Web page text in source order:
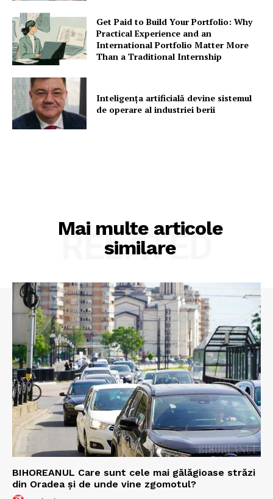
Get Paid to Build Your Portfolio: Why
Practical Experience and an
International Portfolio Matter More
Than a Traditional Internship
Inteligența artificială devine sistemul
de operare al industriei berii
Mai multe articole
similare
RELATED
BIHOREANUL Care sunt cele mai gălăgioase străzi
din Oradea și de unde vine zgomotul?